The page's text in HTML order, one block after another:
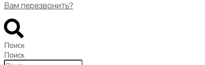
Вам перезвонить?
Поиск
Поиск